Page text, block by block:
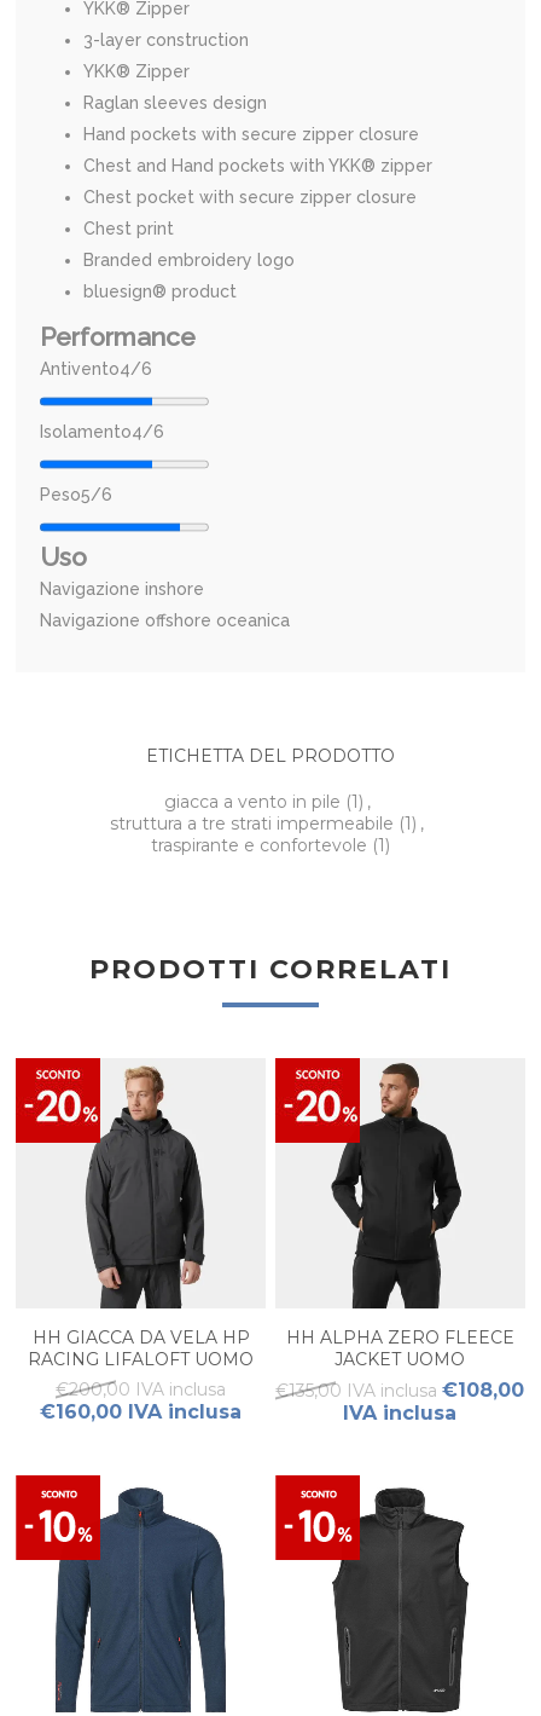
YKK® Zipper
3-layer construction
YKK® Zipper
Raglan sleeves design
Hand pockets with secure zipper closure
Chest and Hand pockets with YKK® zipper
Chest pocket with secure zipper closure
Chest print
Branded embroidery logo
bluesign® product
Performance
Antivento4/6
Isolamento4/6
Peso5/6
Uso
Navigazione inshore
Navigazione offshore oceanica
ETICHETTA DEL PRODOTTO
giacca a vento in pile (1) ,
struttura a tre strati impermeabile (1) ,
traspirante e confortevole (1)
PRODOTTI CORRELATI
HH GIACCA DA VELA HP
RACING LIFALOFT UOMO
€200,00 IVA inclusa
€160,00 IVA inclusa
HH ALPHA ZERO FLEECE
JACKET UOMO
€135,00 IVA inclusa €108,00
IVA inclusa